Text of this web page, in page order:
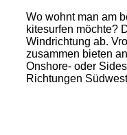
Wo wohnt man am
kitesurfen möchte?
Windrichtung ab.
zusammen bieten
Onshore- oder
Richtungen